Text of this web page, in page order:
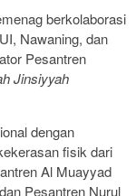
berkolaborasi
Nawaning, dan
Pesantren
Jinsiyyah
dengan
fisik dari
Al Muayyad
Pesantren Nurul